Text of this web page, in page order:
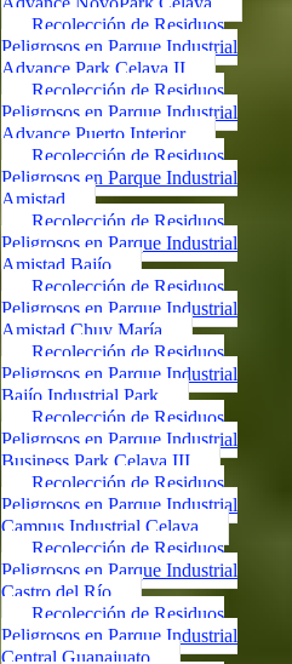
Recolección de Residuos
Peligrosos en Parque Industrial
Advance Park Celaya II
Recolección de Residuos
Peligrosos en Parque Industrial
Advance Puerto Interior
Recolección de Residuos
Peligrosos en Parque Industrial
Amistad
Recolección de Residuos
Peligrosos en Parque Industrial
Amistad Bajío
Recolección de Residuos
Peligrosos en Parque Industrial
Amistad Chuy María
Recolección de Residuos
Peligrosos en Parque Industrial
Bajío Industrial Park
Recolección de Residuos
Peligrosos en Parque Industrial
Business Park Celaya III
Recolección de Residuos
Peligrosos en Parque Industrial
Campus Industrial Celaya
Recolección de Residuos
Peligrosos en Parque Industrial
Castro del Río
Recolección de Residuos
Peligrosos en Parque Industrial
Central Guanajuato